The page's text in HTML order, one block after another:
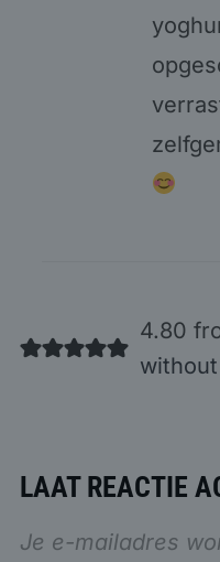
4.80
LAAT REACTIE
Je e-mailadres